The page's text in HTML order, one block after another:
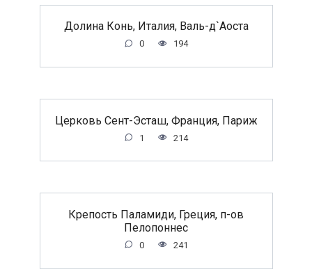
Долина Конь, Италия, Валь-д`Аоста
0 194
Церковь Сент-Эсташ, Франция, Париж
1 214
Крепость Паламиди, Греция, п-ов
Пелопоннес
0 241